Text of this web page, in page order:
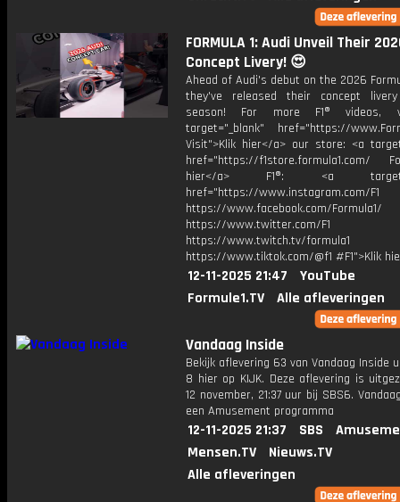
FORMULA 1: Audi Unveil Their
Concept Livery! 😍
Ahead of Audi's debut on the 2026
they've released their concept
season! For more F1® videos,
target="_blank" href="https://
Visit">Klik hier</a> our store: <a
href="https://f1store.formula1.com/
hier</a> F1®: <a
href="https://www.instagram.com/F1
https://www.facebook.com/Formula1/
https://www.twitter.com/F1
https://www.twitch.tv/formula1
https://www.tiktok.com/@f1 #F1">Klik
12-11-2025 21:47
YouTube
Formule1.TV
Alle afleveringen
Vandaag Inside
Bekijk aflevering 63 van Vandaag Inside
8 hier op KIJK. Deze aflevering is
12 november, 21:37 uur bij SBS6.
een Amusement programma
12-11-2025 21:37 SBS
Mensen.TV
Nieuws.TV
Alle afleveringen